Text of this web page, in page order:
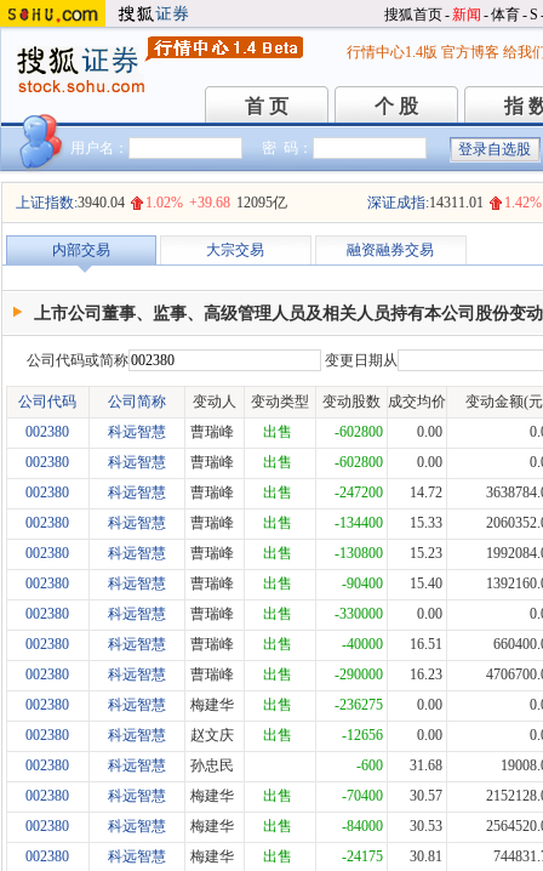
搜狐首页-新闻 -体育-S
行情中心1.4版 官方博客 给我
首 页
首 页 个 股
个 股 指
指
用户名： 密 码：
上证指数:3940.04 1.02% +39.68 12095亿 深证成指:14311.01 1.42%
内部交易 大宗交易 融资融券交易
上市公司董事、监事、高级管理人员及相关人员持有本公司股份变
公司代码或简称 变更日期从
公司代码 公司简称 变动人 变动类型 变动股数 成交均价
变动金额(
002380
科远智慧 曹瑞峰 出售 -602800 0.00
002380
科远智慧 曹瑞峰 出售 -602800 0.00
002380
科远智慧 曹瑞峰 出售 -247200 14.72
002380
科远智慧 曹瑞峰 出售 -134400 15.33
002380
科远智慧 曹瑞峰 出售 -130800 15.23
002380
科远智慧 曹瑞峰 出售 -90400 15.40
002380
科远智慧 曹瑞峰 出售 -330000 0.00
002380
科远智慧 曹瑞峰 出售 -40000 16.51
002380
科远智慧 曹瑞峰 出售 -290000 16.23
002380
科远智慧 梅建华 出售 -236275 0.00
002380
科远智慧 赵文庆 出售 -12656 0.00
002380
科远智慧 孙忠民 -600 31.68
002380
科远智慧 梅建华 出售 -70400 30.57
002380
科远智慧 梅建华 出售 -84000 30.53
002380
科远智慧 梅建华 出售 -24175 30.81